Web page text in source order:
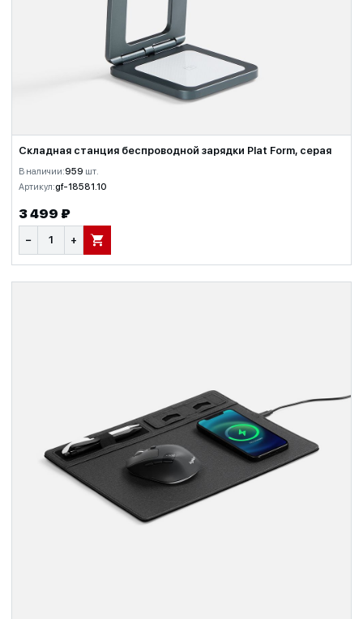
Складная станция беспроводной зарядки Plat Form, серая
В наличии:959 шт.
Артикул:gf-18581.10
3 499 ₽
− + В КОРЗИНУ